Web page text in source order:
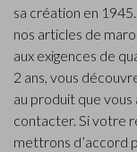
sa création en
nos articles de
aux exigences de
2 ans, vous
au produit que vous
contacter. Si votre
mettrons d’accord